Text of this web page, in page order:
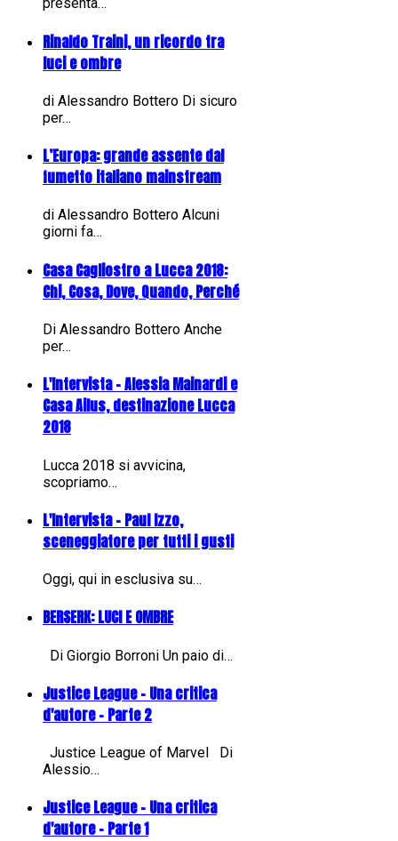
presenta…
Rinaldo Traini, un ricordo tra
luci e ombre
di Alessandro Bottero Di sicuro
per…
L’Europa: grande assente dal
fumetto italiano mainstream
di Alessandro Bottero Alcuni
giorni fa…
Casa Cagliostro a Lucca 2018:
Chi, Cosa, Dove, Quando, Perché
Di Alessandro Bottero Anche
per…
L'Intervista - Alessia Mainardi e
Casa Ailus, destinazione Lucca
2018
Lucca 2018 si avvicina,
scopriamo…
L'Intervista - Paul Izzo,
sceneggiatore per tutti i gusti
Oggi, qui in esclusiva su…
BERSERK: LUCI E OMBRE
Di Giorgio Borroni Un paio di…
Justice League - Una critica
d'autore - Parte 2
Justice League of Marvel Di
Alessio…
Justice League - Una critica
d'autore - Parte 1